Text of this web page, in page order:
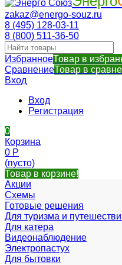
zakaz@energo-souz.ru
8 (495) 128-03-11
8 (800) 511-36-50
ИзбранноеТовар в
СравнениеТовар в
Вход
Вход
Регистрация
0
Корзина
0 Р
(пусто)
Товар в корзине!
Акции
Схемы
Готовые решения
Для туризма и
Для катера
Видеонаблюдение
Электропастух
Для бытовки